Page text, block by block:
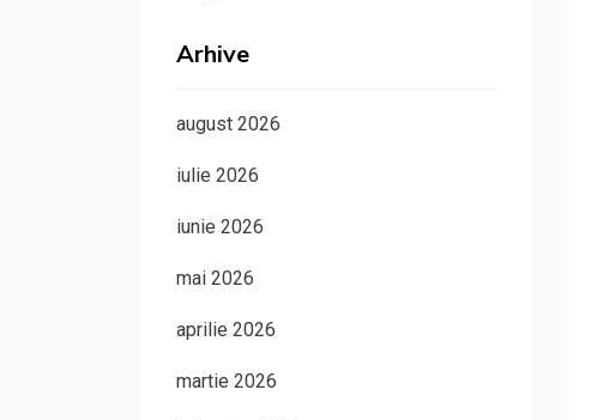
Arhive
august 2026
iulie 2026
iunie 2026
mai 2026
aprilie 2026
martie 2026